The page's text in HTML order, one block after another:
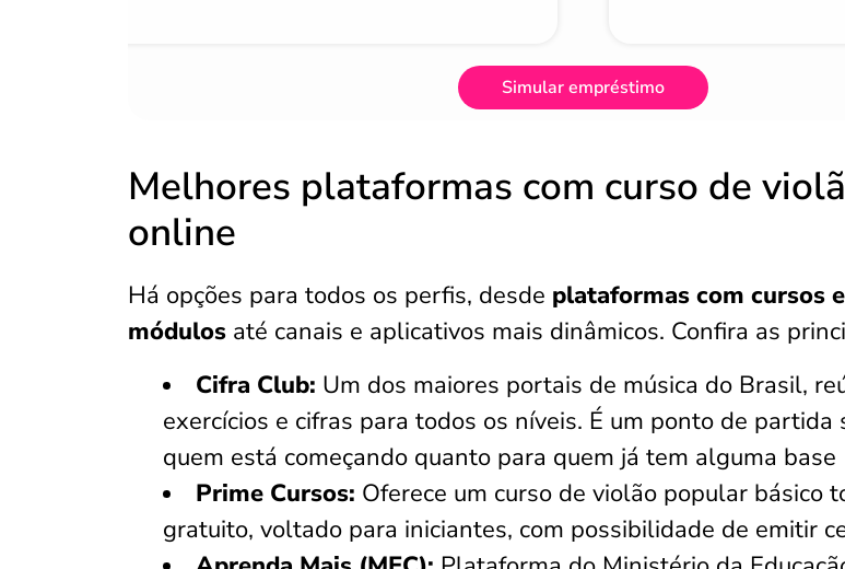
Simular empréstimo
Melhores plataformas com curso de
online
Há opções para todos os perfis, desde plataformas com cursos
módulos até canais e aplicativos mais dinâmicos. Confira as
Cifra Club: Um dos maiores portais de música do Brasil,
exercícios e cifras para todos os níveis. É um ponto de
quem está começando quanto para quem já tem alguma base
Prime Cursos: Oferece um curso de violão popular básico
gratuito, voltado para iniciantes, com possibilidade de emitir